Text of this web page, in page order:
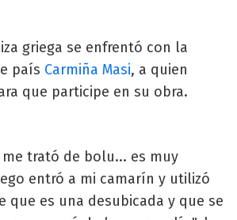
griega se enfrentó con la
país Carmiña Masi, a quien
que participe en su obra.
me trató de bolu... es muy
entró a mi camarín y utilizó
que es una desubicada y que se